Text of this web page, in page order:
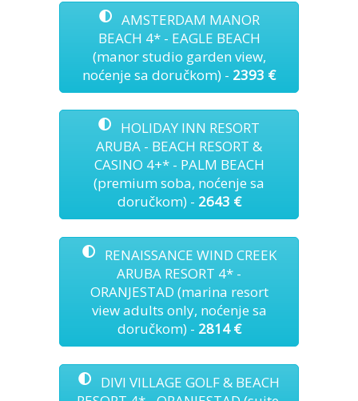
AMSTERDAM MANOR
BEACH 4* - EAGLE BEACH
(manor studio garden view,
noćenje sa doručkom) - 2393 €
HOLIDAY INN RESORT
ARUBA - BEACH RESORT &
CASINO 4+* - PALM BEACH
(premium soba, noćenje sa
doručkom) - 2643 €
RENAISSANCE WIND CREEK
ARUBA RESORT 4* -
ORANJESTAD (marina resort
view adults only, noćenje sa
doručkom) - 2814 €
DIVI VILLAGE GOLF & BEACH